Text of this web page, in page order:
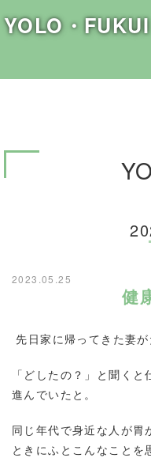
YOLO・FUKUI
2023.05.25
健
先日家に帰ってきた妻が
「どしたの？」と聞く
進んでいたと。
同じ年代で身近な人が胃
ときにふとこんなことを